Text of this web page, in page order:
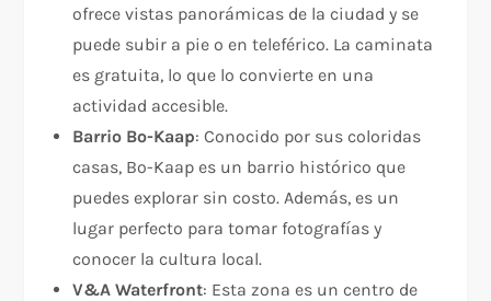
ofrece vistas panorámicas de la ciudad y se
puede subir a pie o en teleférico. La caminata
es gratuita, lo que lo convierte en una
actividad accesible.
Barrio Bo-Kaap: Conocido por sus coloridas
casas, Bo-Kaap es un barrio histórico que
puedes explorar sin costo. Además, es un
lugar perfecto para tomar fotografías y
conocer la cultura local.
V&A Waterfront: Esta zona es un centro de